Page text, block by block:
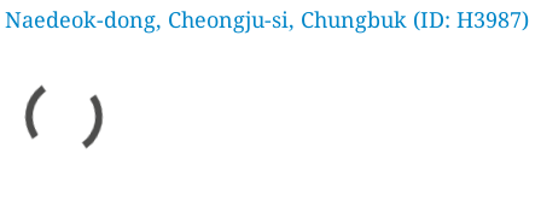
Naedeok-dong, Cheongju-si, Chungbuk (ID: H3987)